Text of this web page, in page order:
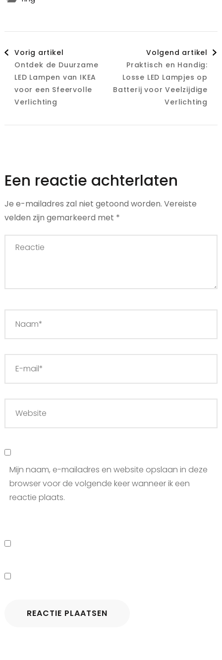
Berichtnavigatie
Vorig artikel
Ontdek de Duurzame
LED Lampen van IKEA
voor een Sfeervolle
Verlichting
Volgend artikel
Praktisch en Handig:
Losse LED Lampjes op
Batterij voor Veelzijdige
Verlichting
Een reactie achterlaten
Je e-mailadres zal niet getoond worden. Vereiste
velden zijn gemarkeerd met *
Mijn naam, e-mailadres en website opslaan in deze
browser voor de volgende keer wanneer ik een
reactie plaats.